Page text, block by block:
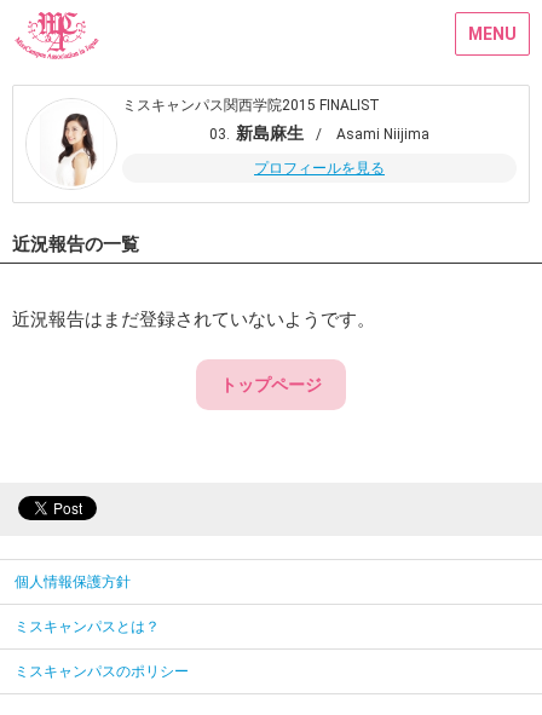
MENU
ミスキャンパス関西学院2015 FINALIST
03. 新島麻生
/ Asami Niijima
プロフィールを見る
近況報告の一覧
近況報告はまだ登録されていないようです。
トップページ
個人情報保護方針
ミスキャンパスとは？
ミスキャンパスのポリシー